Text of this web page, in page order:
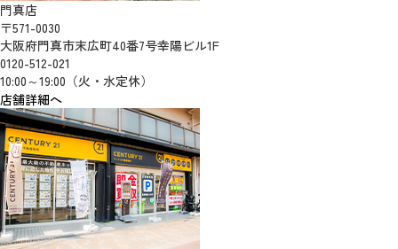
門真店
〒571-0030
大阪府門真市末広町40番7号幸陽ビル1F
0120-512-021
10:00～19:00（火・水定休）
店舗詳細へ